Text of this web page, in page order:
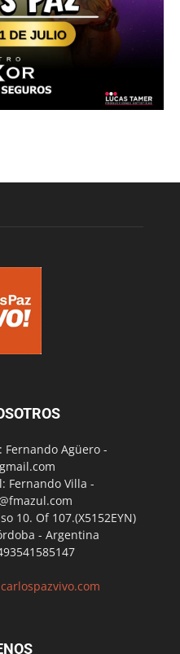
Agüero -
Fernando Villa -
10. Of 107.(X5152EYN)
- Argentina